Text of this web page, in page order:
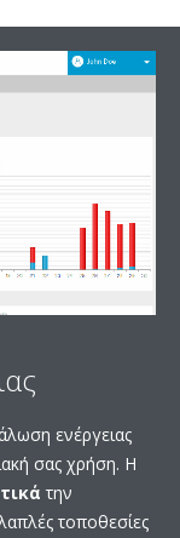
ενέργειας
σας χρήση. Η
την
τοποθεσίες